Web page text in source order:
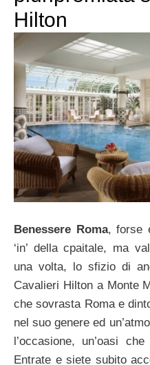
Hilton
Benessere Roma, forse
‘in’ della cpaitale, ma
una volta, lo sfizio di
Cavalieri Hilton a Monte
che sovrasta Roma e
nel suo genere ed
l’occasione, un’oasi
Entrate e siete subito